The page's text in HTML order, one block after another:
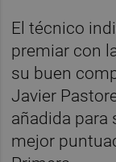
El técnico
premiar con
su buen
Javier
añadida para
mejor